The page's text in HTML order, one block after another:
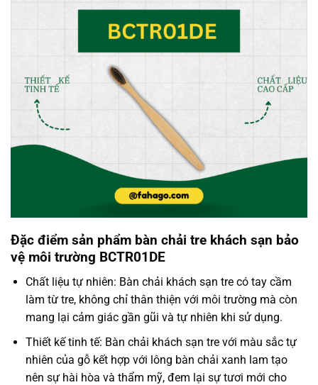
Đặc điểm sản phẩm bàn chải tre khách sạn bảo
vệ môi trường BCTR01DE
Chất liệu tự nhiên: Bàn chải khách sạn tre có tay cầm
làm từ tre, không chỉ thân thiện với môi trường mà còn
mang lại cảm giác gần gũi và tự nhiên khi sử dụng.
Thiết kế tinh tế: Bàn chải khách sạn tre với màu sắc tự
nhiên của gỗ kết hợp với lông bàn chải xanh lam tạo
nên sự hài hòa và thẩm mỹ, đem lại sự tươi mới cho